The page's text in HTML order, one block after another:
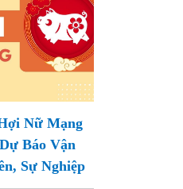
Nữ Mạng
Báo Vận
Sự Nghiệp